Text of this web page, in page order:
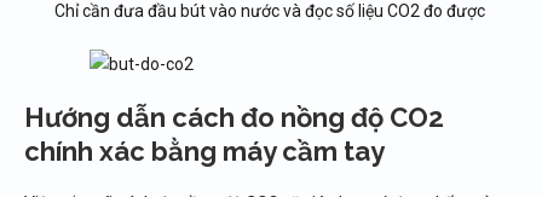
Chỉ cần đưa đầu bút vào nước và đọc số liệu CO2 đo được
Hướng dẫn cách đo nồng độ CO2
chính xác bằng máy cầm tay